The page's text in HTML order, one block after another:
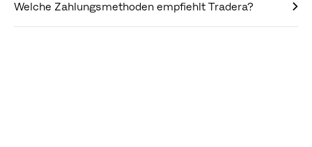
Welche Zahlungsmethoden empfiehlt Tradera?